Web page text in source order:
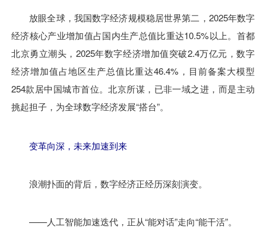
放眼全球，我国数字经济规模稳居世界第二，2025年数字
经济核心产业增加值占国内生产总值比重达10.5%以上。首都
北京勇立潮头，2025年数字经济增加值突破2.4万亿元，数字
经济增加值占地区生产总值比重达46.4%，目前备案大模型
254款居中国城市首位。北京所谋，已非一域之进，而是主动
挑起担子，为全球数字经济发展“搭台”。
变革向深，未来加速到来
浪潮扑面的背后，数字经济正经历深刻演变。
——人工智能加速迭代，正从“能对话”走向“能干活”。